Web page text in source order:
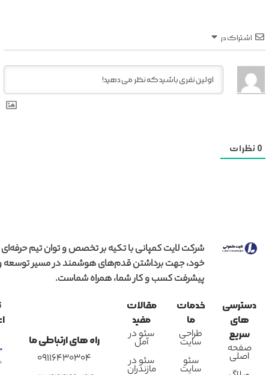
اشتراک در
0 نظرات
شرکت لایت کمپانی با تکیه بر تخصص و توان تیم حرفه‌ای
خود، جهت برداشتن قدم‌های هوشمند در مسیر توسعه
پیشرفت کسب و کار شما، همراه شماست.
دسترسی
های
سریع
صفحه
اصلی
خدمات
ما
طراحی
سایت
سئو
سایت
مقالات
مفید
سئو در
آمل
سئو در
مازندران
راه های ارتباطی ما
09116430304